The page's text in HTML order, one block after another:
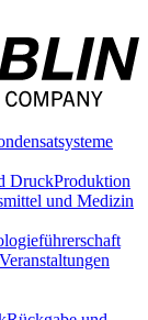
DruckProduktion
und Medizin
Veranstaltungen